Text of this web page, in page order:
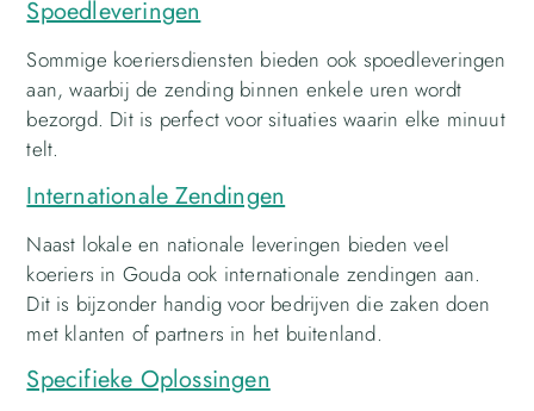
Spoedleveringen
Sommige koeriersdiensten bieden ook spoedleveringen
aan, waarbij de zending binnen enkele uren wordt
bezorgd. Dit is perfect voor situaties waarin elke minuut
telt.
Internationale Zendingen
Naast lokale en nationale leveringen bieden veel
koeriers in Gouda ook internationale zendingen aan.
Dit is bijzonder handig voor bedrijven die zaken doen
met klanten of partners in het buitenland.
Specifieke Oplossingen